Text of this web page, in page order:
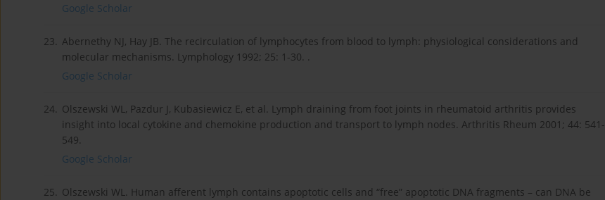
Google Scholar
23. Abernethy NJ, Hay JB. The recirculation of lymphocytes from blood to lymph: physiological considerations and
molecular mechanisms. Lymphology 1992; 25: 1-30. .
Google Scholar
24. Olszewski WL, Pazdur J, Kubasiewicz E, et al. Lymph draining from foot joints in rheumatoid arthritis provides
insight into local cytokine and chemokine production and transport to lymph nodes. Arthritis Rheum 2001; 44: 541-
549.
Google Scholar
25. Olszewski WL. Human afferent lymph contains apoptotic cells and “free” apoptotic DNA fragments – can DNA be